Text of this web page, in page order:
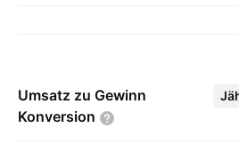
Umsatz zu Gewinn
Konversion